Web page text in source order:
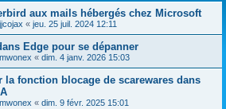
aux mails hébergés chez Microsoft
jjcojax « jeu. 25 juil. 2024 12:11
Edge pour se dépanner
mwonex « dim. 4 janv. 2026 15:03
la fonction blocage de scarewares dans
mwonex « dim. 9 févr. 2025 15:01